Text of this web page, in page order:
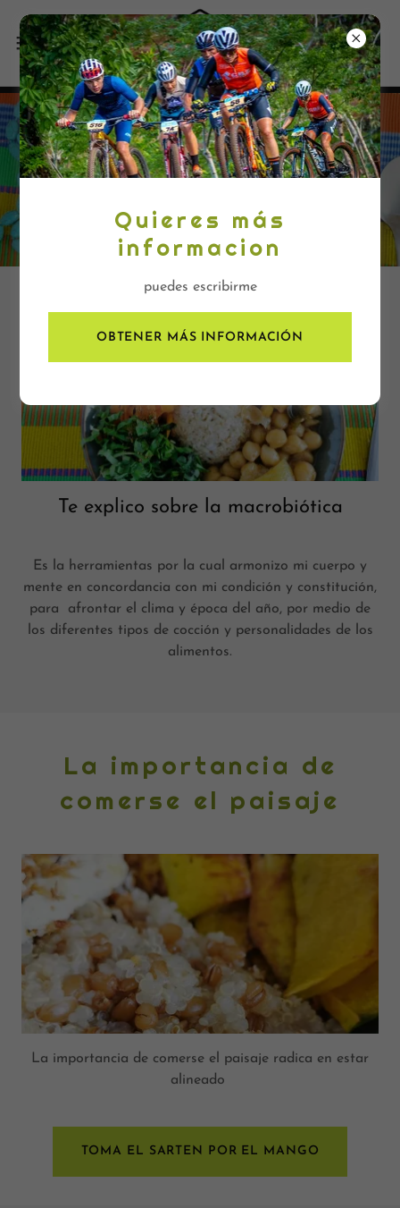
¿Qué es la
Te explico sobre la macrobiótica
Es la herramientas por la cual armonizo mi cuerpo y
mente en concordancia con mi condición y constitución,
para afrontar el clima y época del año, por medio de
los diferentes tipos de cocción y personalidades de los
alimentos.
La importancia de
comerse el paisaje
La importancia de comerse el paisaje radica en estar
alineado
TOMA EL SARTEN POR EL MANGO
Quieres más
informacion
puedes escribirme
OBTENER MÁS INFORMACIÓN